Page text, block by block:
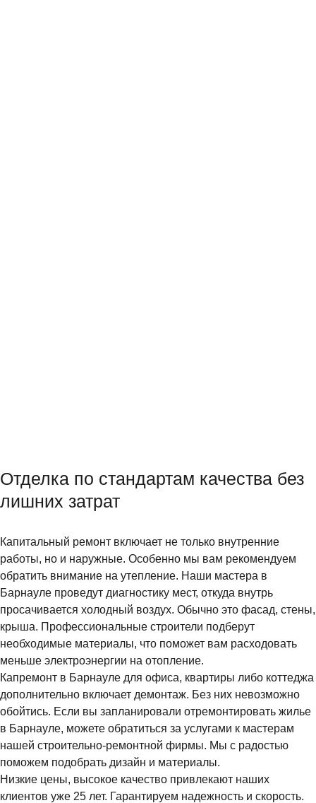
Отделка по стандартам качества без
лишних затрат
Капитальный ремонт включает не только внутренние
работы, но и наружные. Особенно мы вам рекомендуем
обратить внимание на утепление. Наши мастера в
Барнауле проведут диагностику мест, откуда внутрь
просачивается холодный воздух. Обычно это фасад, стены,
крыша. Профессиональные строители подберут
необходимые материалы, что поможет вам расходовать
меньше электроэнергии на отопление.
Капремонт в Барнауле для офиса, квартиры либо коттеджа
дополнительно включает демонтаж. Без них невозможно
обойтись. Если вы запланировали отремонтировать жилье
в Барнауле, можете обратиться за услугами к мастерам
нашей строительно-ремонтной фирмы. Мы с радостью
поможем подобрать дизайн и материалы.
Низкие цены, высокое качество привлекают наших
клиентов уже 25 лет. Гарантируем надежность и скорость.